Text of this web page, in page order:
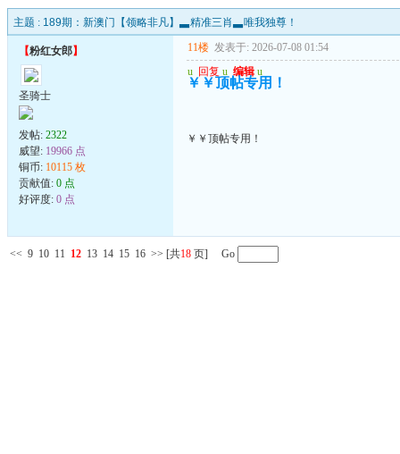
主题 : 189期：新澳门【领略非凡】▃精准三肖▃唯我独尊！
【粉红女郎】
圣骑士
发帖: 2322
威望: 19966 点
铜币: 10115 枚
贡献值: 0 点
好评度: 0 点
11楼 发表于: 2026-07-08 01:54
u 回复 u 编辑 u
￥￥顶帖专用！
￥￥顶帖专用！
<< 9 10 11 12 13 14 15 16 >> [共18 页] Go